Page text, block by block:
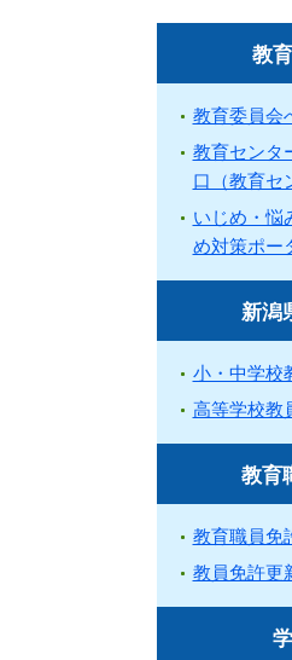
教
教育委員会
教育センタ
口（教育セ
いじめ・悩
め対策ポー
新潟
小・中学校
高等学校教
教育
教育職員免
教員免許更